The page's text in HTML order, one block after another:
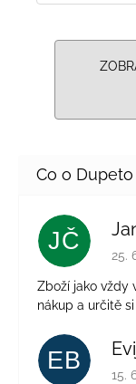
JČ
25.
Zboží jako vždy
nákup a určitě
EB
15.